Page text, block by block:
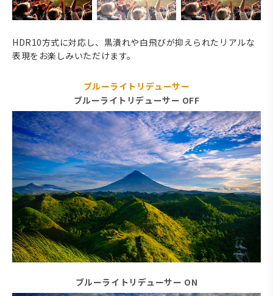
HDR10方式に対応し、黒潰れや白飛びが抑えられたリアルな
表現をお楽しみいただけます。
ブルーライトリデューサー
ブルーライトリデューサー OFF
ブルーライトリデューサー ON